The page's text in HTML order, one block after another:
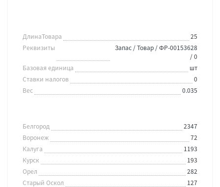
ДлинаТовара
25
Реквизиты
Запас / Товар / ФР-00153628
/ 0
Базовая единица
шт
Ставки налогов
0
Вес
0.035
Белгород
2347
Воронеж
72
Калуга
1193
Курск
193
Орел
282
Старый Оскол
127